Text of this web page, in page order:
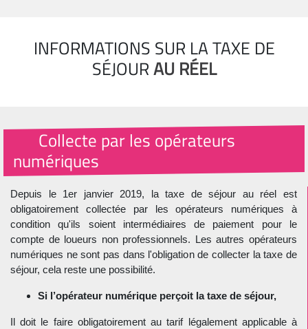
INFORMATIONS SUR LA TAXE DE
SÉJOURAU RÉEL
Collecte par les opérateurs
numériques
Depuis le 1er janvier 2019, la taxe de séjour au réel est
obligatoirement collectée par les opérateurs numériques à
condition qu'ils soient intermédiaires de paiement pour le
compte de loueurs non professionnels. Les autres opérateurs
numériques ne sont pas dans l'obligation de collecter la taxe de
séjour, cela reste une possibilité.
Si l’opérateur numérique perçoit la taxe de séjour,
Il doit le faire obligatoirement au tarif légalement applicable à